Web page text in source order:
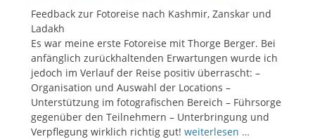
Feedback zur Fotoreise nach Kashmir, Zanskar und
Ladakh
Es war meine erste Fotoreise mit Thorge Berger. Bei
anfänglich zurückhaltenden Erwartungen wurde ich
jedoch im Verlauf der Reise positiv überrascht: –
Organisation und Auswahl der Locations –
Unterstützung im fotografischen Bereich – Führsorge
gegenüber den Teilnehmern – Unterbringung und
Verpflegung wirklich richtig gut! weiterlesen …